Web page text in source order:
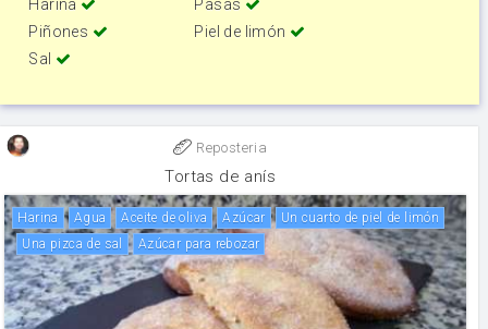
Harina
Pasas
Piñones
Piel de limón
Sal
Reposteria
Tortas de anís
harina agua aceite de oliva Azúcar
Un cuarto de piel de limón
Una pizca de sal
Azúcar para rebozar